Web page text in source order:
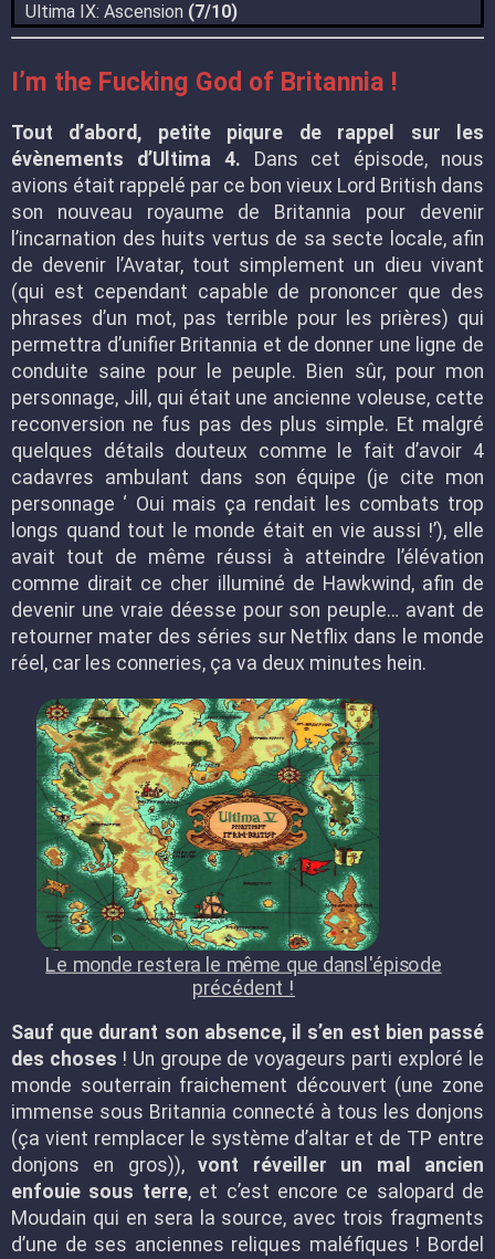
Ultima IX: Ascension (7/10)
I’m the Fucking God of Britannia !
Tout d’abord, petite piqure de rappel sur les
évènements d’Ultima 4. Dans cet épisode, nous
avions était rappelé par ce bon vieux Lord British dans
son nouveau royaume de Britannia pour devenir
l’incarnation des huits vertus de sa secte locale, afin
de devenir l’Avatar, tout simplement un dieu vivant
(qui est cependant capable de prononcer que des
phrases d’un mot, pas terrible pour les prières) qui
permettra d’unifier Britannia et de donner une ligne de
conduite saine pour le peuple. Bien sûr, pour mon
personnage, Jill, qui était une ancienne voleuse, cette
reconversion ne fus pas des plus simple. Et malgré
quelques détails douteux comme le fait d’avoir 4
cadavres ambulant dans son équipe (je cite mon
personnage ‘ Oui mais ça rendait les combats trop
longs quand tout le monde était en vie aussi !’), elle
avait tout de même réussi à atteindre l’élévation
comme dirait ce cher illuminé de Hawkwind, afin de
devenir une vraie déesse pour son peuple… avant de
retourner mater des séries sur Netflix dans le monde
réel, car les conneries, ça va deux minutes hein.
Le monde restera le même que dansl'épisode
précédent !
Sauf que durant son absence, il s’en est bien passé
des choses ! Un groupe de voyageurs parti exploré le
monde souterrain fraichement découvert (une zone
immense sous Britannia connecté à tous les donjons
(ça vient remplacer le système d’altar et de TP entre
donjons en gros)),vont réveiller un mal ancien
enfouie sous terre, et c’est encore ce salopard de
Moudain qui en sera la source, avec trois fragments
d’une de ses anciennes reliques maléfiques ! Bordel